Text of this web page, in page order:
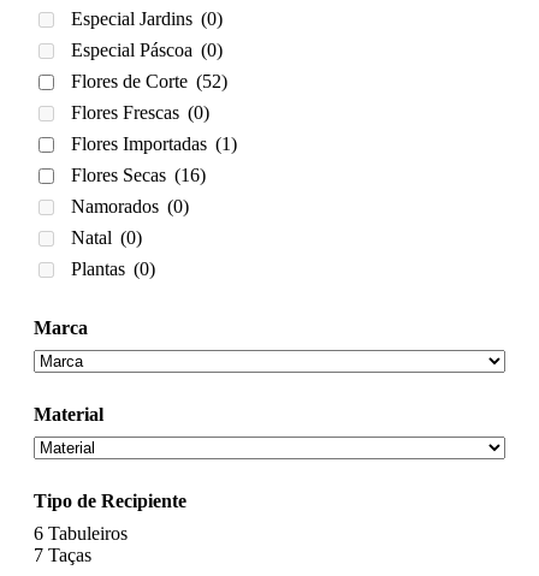
Especial Jardins (0)
Especial Páscoa (0)
Flores de Corte (52)
Flores Frescas (0)
Flores Importadas (1)
Flores Secas (16)
Namorados (0)
Natal (0)
Plantas (0)
Marca
Material
Tipo de Recipiente
6 Tabuleiros
7 Taças